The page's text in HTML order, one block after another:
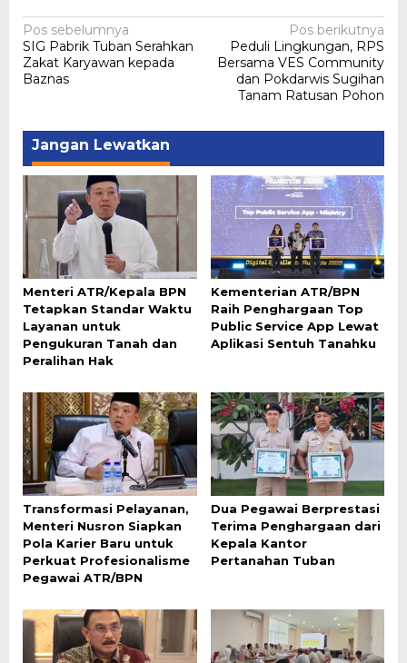
Navigasi
pos
Pos sebelumnya
SIG Pabrik Tuban Serahkan
Zakat Karyawan kepada
Baznas
Pos berikutnya
Peduli Lingkungan, RPS
Bersama VES Community
dan Pokdarwis Sugihan
Tanam Ratusan Pohon
Jangan Lewatkan
Menteri ATR/Kepala BPN
Tetapkan Standar Waktu
Layanan untuk
Pengukuran Tanah dan
Peralihan Hak
Kementerian ATR/BPN
Raih Penghargaan Top
Public Service App Lewat
Aplikasi Sentuh Tanahku
Transformasi Pelayanan,
Menteri Nusron Siapkan
Pola Karier Baru untuk
Perkuat Profesionalisme
Pegawai ATR/BPN
Dua Pegawai Berprestasi
Terima Penghargaan dari
Kepala Kantor
Pertanahan Tuban